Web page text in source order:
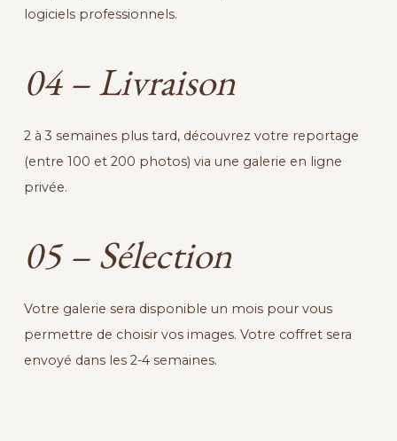
logiciels professionnels.
04 – Livraison
2 à 3 semaines plus tard, découvrez votre reportage
(entre 100 et 200 photos) via une galerie en ligne
privée.
05 – Sélection
Votre galerie sera disponible un mois pour vous
permettre de choisir vos images. Votre coffret sera
envoyé dans les 2-4 semaines.